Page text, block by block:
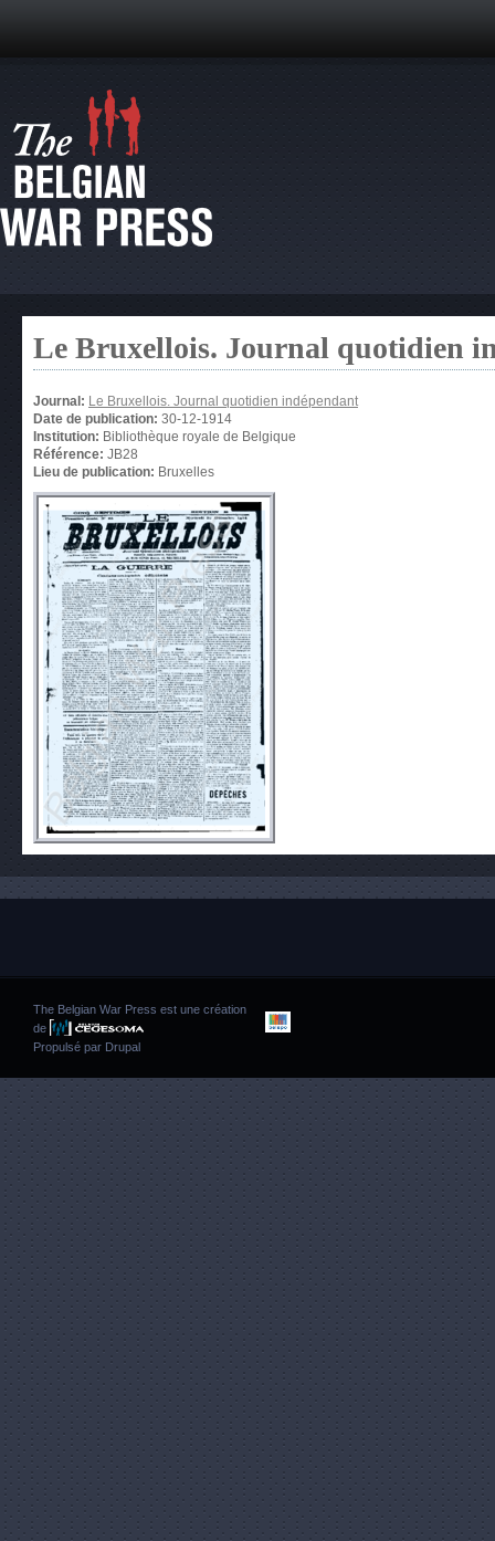
Le Bruxellois. Journal quotidien
Journal: Le Bruxellois. Journal quotidien indépendant
Date de publication: 30-12-1914
Institution: Bibliothèque royale de Belgique
Référence: JB28
Lieu de publication: Bruxelles
The Belgian War Press est une création
de
Propulsé par Drupal